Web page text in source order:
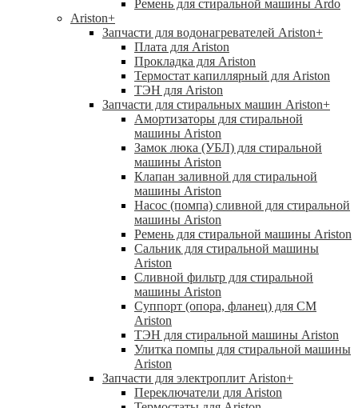
Ремень для стиральной машины Ardo
Ariston+
Запчасти для водонагревателей Ariston+
Плата для Ariston
Прокладка для Ariston
Термостат капиллярный для Ariston
ТЭН для Ariston
Запчасти для стиральных машин Ariston+
Амортизаторы для стиральной
машины Ariston
Замок люка (УБЛ) для стиральной
машины Ariston
Клапан заливной для стиральной
машины Ariston
Насос (помпа) сливной для стиральной
машины Ariston
Ремень для стиральной машины Ariston
Сальник для стиральной машины
Ariston
Сливной фильтр для стиральной
машины Ariston
Суппорт (опора, фланец) для СМ
Ariston
ТЭН для стиральной машины Ariston
Улитка помпы для стиральной машины
Ariston
Запчасти для электроплит Ariston+
Переключатели для Ariston